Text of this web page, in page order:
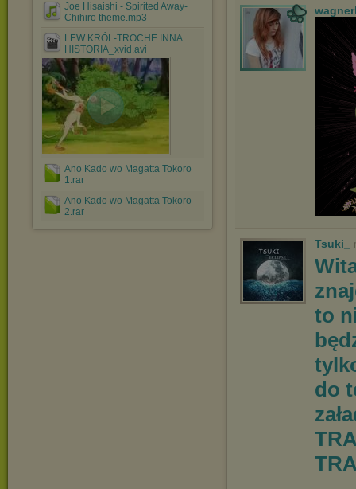
Joe Hisaishi - Spirited Away-
Chihiro theme.mp3
LEW KRÓL-TROCHE INNA
HISTORIA_xvid.avi
Ano Kado wo Magatta Tokoro
1.rar
Ano Kado wo Magatta Tokoro
2.rar
Tsuki_
to
do